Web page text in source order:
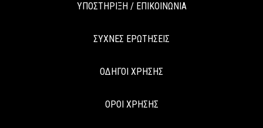
ΥΠΟΣΤΗΡΙΞΗ / ΕΠΙΚΟΙΝΩΝΙΑ
ΣΥΧΝΕΣ ΕΡΩΤΗΣΕΙΣ
ΟΔΗΓΟΙ ΧΡΗΣΗΣ
ΟΡΟΙ ΧΡΗΣΗΣ